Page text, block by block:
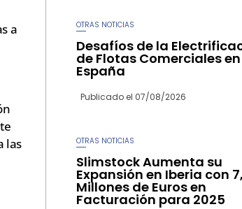
a
las
OTRAS NOTICIAS
Desafíos de la
de Flotas Comerciales en
España
Publicado el 07/08/2026
OTRAS NOTICIAS
Slimstock Aumenta su
Expansión en Iberia con
Millones de Euros en
Facturación para 2025